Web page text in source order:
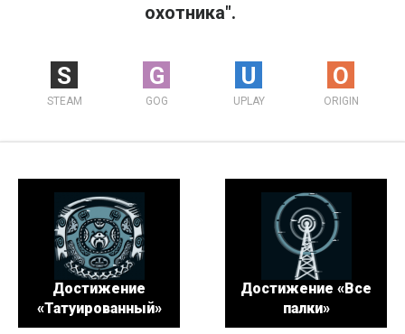
охотника".
S
STEAM
G
GOG
U
UPLAY
O
ORIGIN
Достижение
«Татуированный»
Достижение «Все
палки»